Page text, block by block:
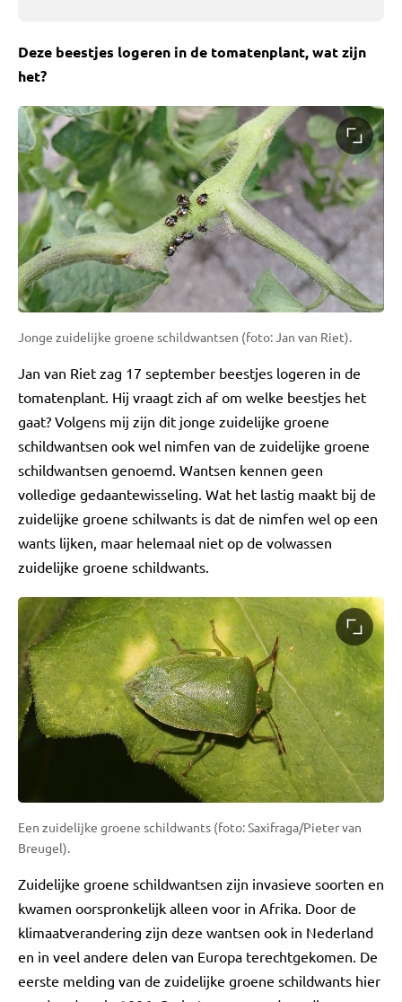
Deze beestjes logeren in de tomatenplant, wat zijn
het?
Jonge zuidelijke groene schildwantsen (foto: Jan van Riet).
Jan van Riet zag 17 september beestjes logeren in de
tomatenplant. Hij vraagt zich af om welke beestjes het
gaat? Volgens mij zijn dit jonge zuidelijke groene
schildwantsen ook wel nimfen van de zuidelijke groene
schildwantsen genoemd. Wantsen kennen geen
volledige gedaantewisseling. Wat het lastig maakt bij de
zuidelijke groene schilwants is dat de nimfen wel op een
wants lijken, maar helemaal niet op de volwassen
zuidelijke groene schildwants.
Een zuidelijke groene schildwants (foto: Saxifraga/Pieter van
Breugel).
Zuidelijke groene schildwantsen zijn invasieve soorten en
kwamen oorspronkelijk alleen voor in Afrika. Door de
klimaatverandering zijn deze wantsen ook in Nederland
en in veel andere delen van Europa terechtgekomen. De
eerste melding van de zuidelijke groene schildwants hier